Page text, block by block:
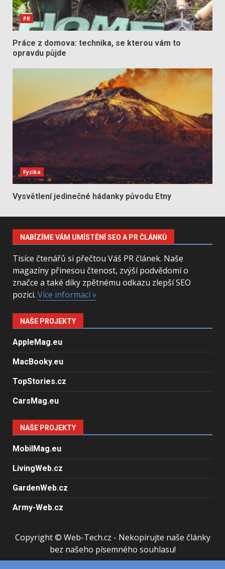
PR
Práce z domova: technika, se kterou vám to
opravdu půjde
Fyzika
Vysvětlení jedinečné hádanky původu Etny
NABÍZÍME VÁM UMÍSTĚNÍ SEO A PR ČLÁNKŮ
Tisíce čtenářů si přečtou Váš PR článek. Naše
magazíny přinesou čtenost, zvýší podvědomí o
značce a také díky zpětnému odkazu zlepší SEO
pozici. Více informací »
NAŠE PROJEKTY
AppleMag.eu
MacBooky.eu
TopStories.cz
CarsMag.eu
NAŠE PROJEKTY
MobilMag.eu
LivingWeb.cz
GardenWeb.cz
Army-Web.cz
Copyright © Web-Tech.cz - Nekopírujte naše články
bez našeho písemného souhlasu!